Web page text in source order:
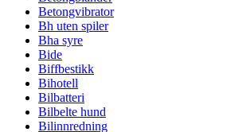
Betongvibrator
Bh uten spiler
Bha syre
Bide
Biffbestikk
Bihotell
Bilbatteri
Bilbelte hund
Bilinnredning